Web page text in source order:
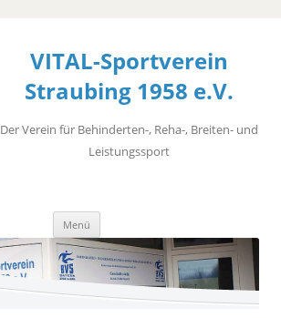
VITAL-Sportverein
Straubing 1958 e.V.
Der Verein für Behinderten-, Reha-, Breiten- und
Leistungssport
Menü
springen